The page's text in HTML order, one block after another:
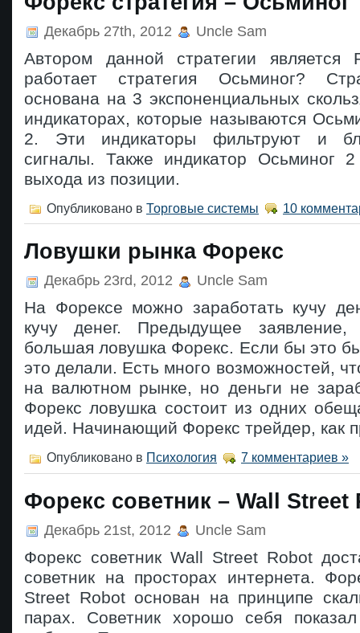
Декабрь 27th, 2012 Uncle Sam
Автором данной стратегии является
работает стратегия Осьминог?
основана на 3 экспоненциальных
индикаторах, которые называются
2. Эти индикаторы фильтруют и
сигналы. Также индикатор Осьминог
выхода из позиции.
Опубликовано в Торговые системы 10
Ловушки рынка Форекс
Декабрь 23rd, 2012 Uncle Sam
На Форексе можно заработать кучу
кучу денег. Предыдущее заявление,
большая ловушка Форекс. Если бы это
это делали. Есть много возможностей,
на валютном рынке, но деньги не
Форекс ловушка состоит из одних
идей. Начинающий Форекс трейдер, как
Опубликовано в Психология 7 комментариев »
Форекс советник – Wall Street
Декабрь 21st, 2012 Uncle Sam
Форекс советник Wall Street Robot
советник на просторах интернета.
Street Robot основан на принципе
парах. Советник хорошо себя